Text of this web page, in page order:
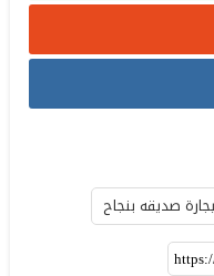
صديقه بنجاح